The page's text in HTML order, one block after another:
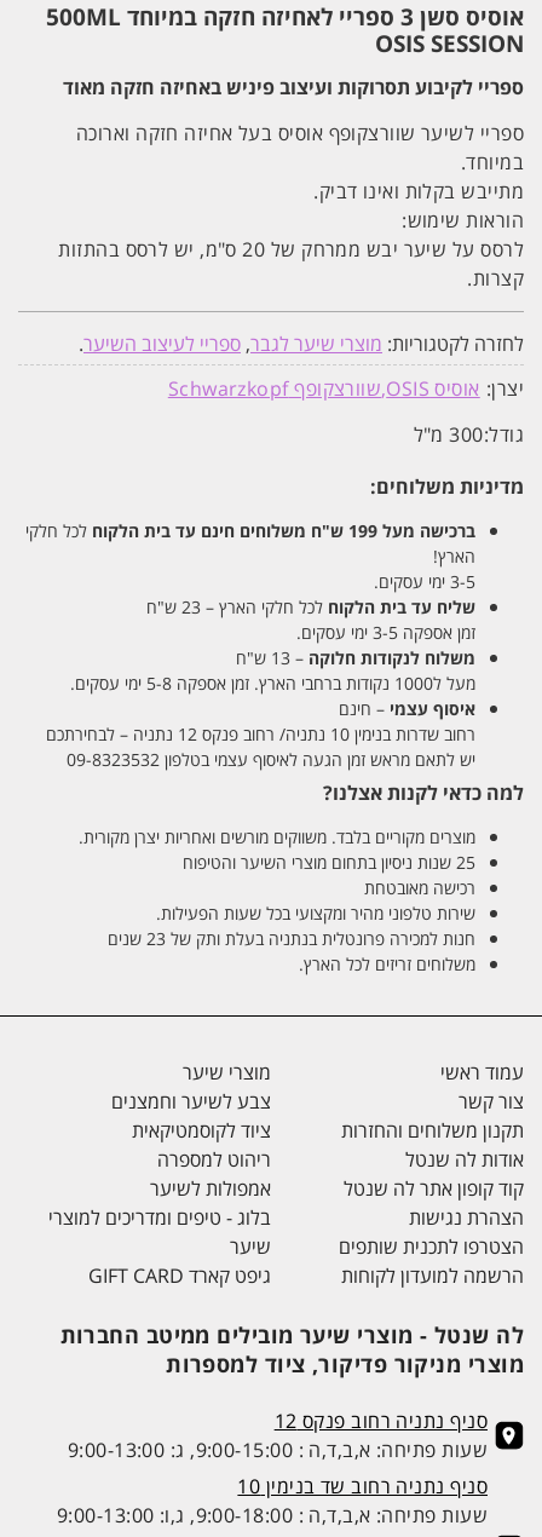
במיוחד
500ML
OSIS
SESSION
אוסיס סשן 3 ספריי לאחיזה חזקה במיוחד 500ML
OSIS SESSION
ספריי לקיבוע תסרוקות ועיצוב פיניש באחיזה חזקה מאוד
ספריי לשיער שוורצקופף אוסיס בעל אחיזה חזקה וארוכה
במיוחד.
מתייבש בקלות ואינו דביק.
הוראות שימוש:
לרסס על שיער יבש ממרחק של 20 ס"מ, יש לרסס בהתזות
קצרות.
לחזרה לקטגוריות: מוצרי שיער לגבר, ספריי לעיצוב השיער.
יצרן: אוסיס OSIS
שוורצקופף Schwarzkopf
גודל:300 מ"ל
מדיניות משלוחים:
ברכישה מעל 199 ש"ח משלוחים חינם עד בית הלקוח לכל חלקי
הארץ!
3-5 ימי עסקים.
שליח עד בית הלקוח לכל חלקי הארץ – 23 ש"ח
זמן אספקה 3-5 ימי עסקים.
משלוח לנקודות חלוקה – 13 ש"ח
מעל ל1000 נקודות ברחבי הארץ. זמן אספקה 5-8 ימי עסקים.
איסוף עצמי – חינם
רחוב שדרות בנימין 10 נתניה/ רחוב פנקס 12 נתניה – לבחירתכם
יש לתאם מראש זמן הגעה לאיסוף עצמי בטלפון 09-8323532
למה כדאי לקנות אצלנו?
מוצרים מקוריים בלבד. משווקים מורשים ואחריות יצרן מקורית.
25 שנות ניסיון בתחום מוצרי השיער והטיפוח
רכישה מאובטחת
שירות טלפוני מהיר ומקצועי בכל שעות הפעילות.
חנות למכירה פרונטלית בנתניה בעלת ותק של 23 שנים
משלוחים זריזים לכל הארץ.
עמוד ראשי
צור קשר
תקנון משלוחים והחזרות
אודות לה שנטל
קוד קופון אתר לה שנטל
הצהרת נגישות
הצטרפו לתכנית שותפים
הרשמה למועדון לקוחות
מוצרי שיער
צבע לשיער וחמצנים
ציוד לקוסמטיקאית
ריהוט למספרה
אמפולות לשיער
בלוג - טיפים ומדריכים למוצרי
שיער
גיפט קארד GIFT CARD
לה שנטל - מוצרי שיער מובילים ממיטב החברות
מוצרי מניקור פדיקור, ציוד למספרות
סניף נתניה רחוב פנקס 12
שעות פתיחה: א,ב,ד,ה : 9:00-15:00, ג: 9:00-13:00
סניף נתניה רחוב שד בנימין 10
שעות פתיחה: א,ב,ד,ה : 9:00-18:00, ג,ו: 9:00-13:00